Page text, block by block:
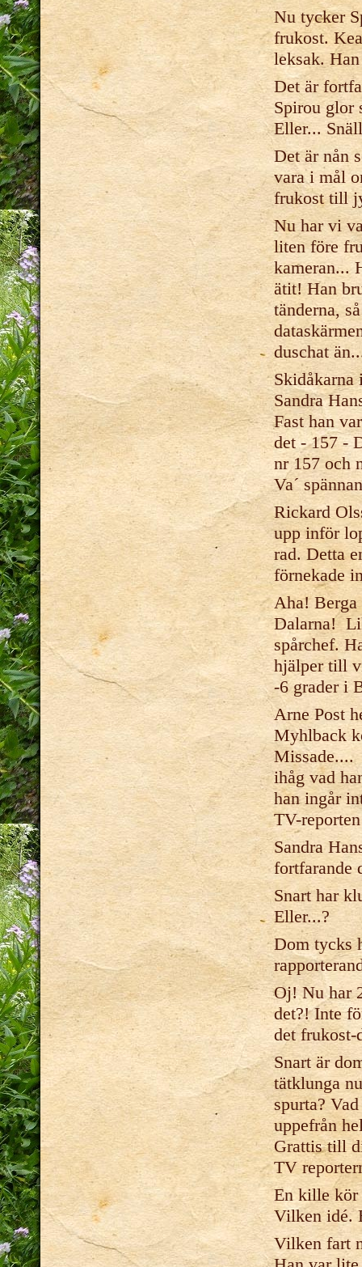
Nu tycker
frukost.
leksak.
Det är
Spirou glor
Eller...
Det är nån
vara i mål
frukost till
Nu har vi
liten före
kameran...
ätit! Han
tänderna,
duschat
Skidåkarna
Sandra
Fast han
det - 157 -
nr 157 och
Va´
Rickard
upp inför
rad. Detta
förnekade
Aha!
Dalarna!
spårchef.
hjälper till
-6 grader i
Arne Post
Myhlback
Missade....
ihåg vad
han ingår
TV-
Sandra
fortfarande
Snart har
Eller...?
Dom tycks
Oj! Nu har
det?! Inte
det frukost-
Snart är
tätklunga
spurta?
uppefrån
Grattis till
TV
En kille kör
Vilken idé.
Vilken fart